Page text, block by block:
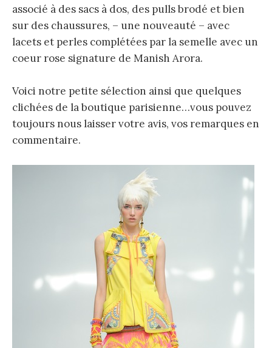
associé à des sacs à dos, des pulls brodé et bien
sur des chaussures, – une nouveauté – avec
lacets et perles complétées par la semelle avec un
coeur rose signature de Manish Arora.
Voici notre petite sélection ainsi que quelques
clichées de la boutique parisienne…vous pouvez
toujours nous laisser votre avis, vos remarques en
commentaire.